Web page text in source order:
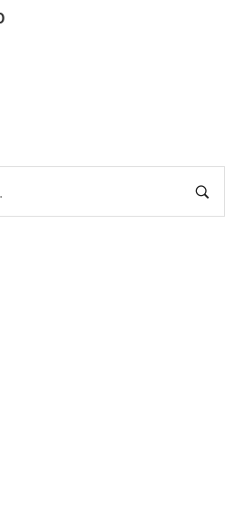
Current